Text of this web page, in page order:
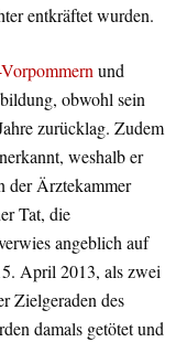
entkräftet wurden.
und
obwohl sein
zurücklag. Zudem
weshalb er
der Ärztekammer
Tat, die
angeblich auf
April 2013, als zwei
Zielgeraden des
damals getötet und